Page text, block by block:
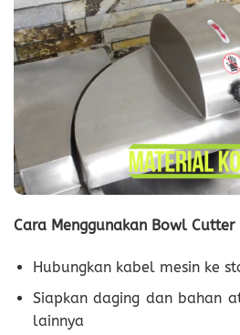
Cara Menggunakan Bowl Cutter
Hubungkan kabel mesin ke
Siapkan daging dan bahan
lainnya